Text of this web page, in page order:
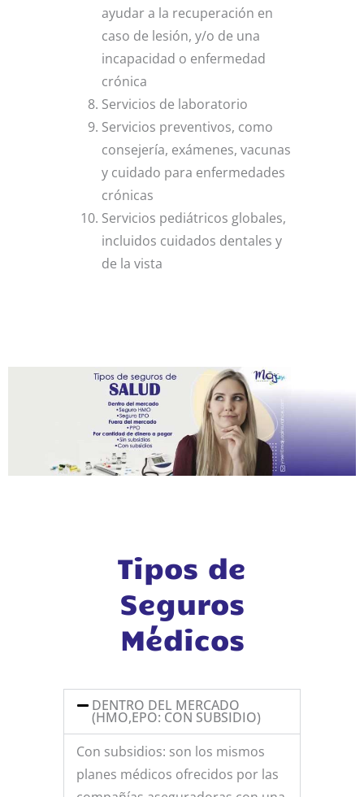
ayudar a la recuperación en
caso de lesión, y/o de una
incapacidad o enfermedad
crónica
Servicios de laboratorio
Servicios preventivos, como
consejería, exámenes, vacunas
y cuidado para enfermedades
crónicas
Servicios pediátricos globales,
incluidos cuidados dentales y
de la vista
Tipos de
Seguros
Médicos
DENTRO DEL MERCADO
(HMO,EPO: CON SUBSIDIO)
Con subsidios: son los mismos
planes médicos ofrecidos por las